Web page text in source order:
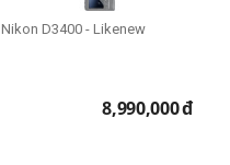
Nikon D3400 - Likenew
8,990,000đ